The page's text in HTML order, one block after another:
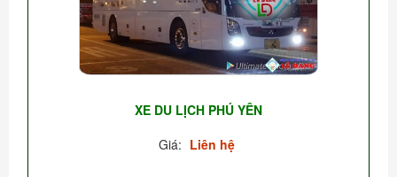
XE DU LỊCH PHÚ YÊN
Giá: Liên hệ